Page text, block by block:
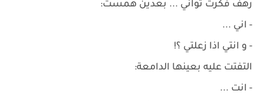
رهف فكرت ثواني ... بعدين همست:
- اني ...
- و انتي اذا زعلتي ؟!
التفتت عليه بعينها الدامعة:
- انت ...